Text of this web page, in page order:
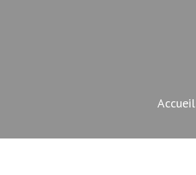
Accueil